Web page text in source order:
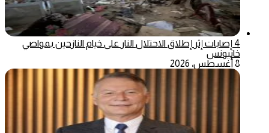
4 إصابات إثر إطلاق الاحتلال النار على خيام النازحين بمواصي
خانيونس
8 أغسطس، 2026